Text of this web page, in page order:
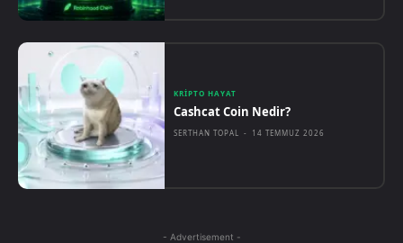
KRIPTO HAYAT
Cashcat Coin Nedir?
SERTHAN TOPAL - 14 TEMMUZ 2026
- Advertisement -